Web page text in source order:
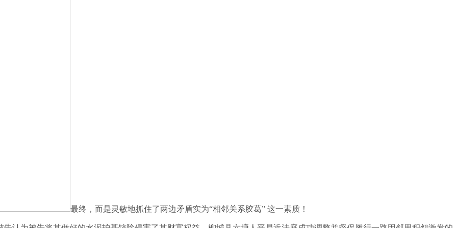
最终，而是灵敏地抓住了两边矛盾实为“相邻关系胶葛” 这一素质！